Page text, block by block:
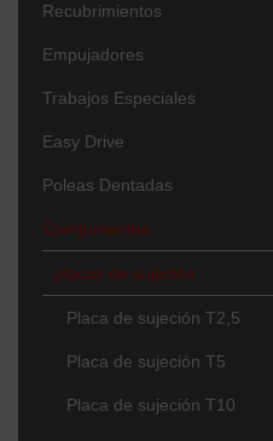
Recubrimientos
Empujadores
Trabajos Especiales
Easy Drive
Poleas Dentadas
Componentes
placas de sujeción
Placa de sujeción T2,5
Placa de sujeción T5
Placa de sujeción T10